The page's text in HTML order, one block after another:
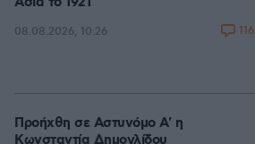
08.08.2026, 10:26 116
Προήχθη σε Αστυνόμο Α' η
Κωνσταντία Δημογλίδου